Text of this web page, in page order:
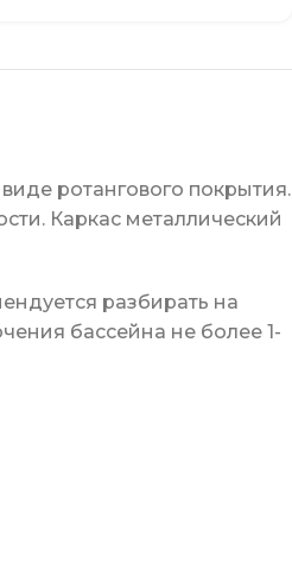
ротангового покрытия.
Каркас металлический
разбирать на
бассейна не более 1-